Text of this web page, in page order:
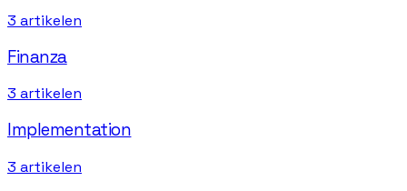
3 artikelen
Finanza
3 artikelen
Implementation
3 artikelen